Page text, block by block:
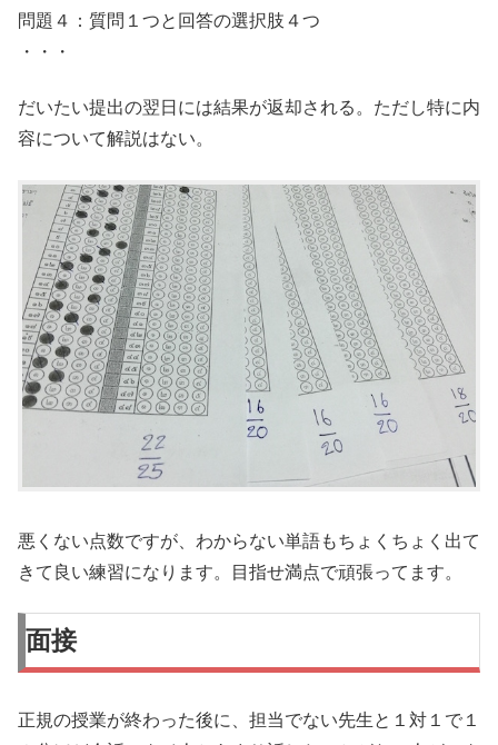
問題４：質問１つと回答の選択肢４つ
・・・
だいたい提出の翌日には結果が返却される。ただし特に内
容について解説はない。
悪くない点数ですが、わからない単語もちょくちょく出て
きて良い練習になります。目指せ満点で頑張ってます。
面接
正規の授業が終わった後に、担当でない先生と１対１で１